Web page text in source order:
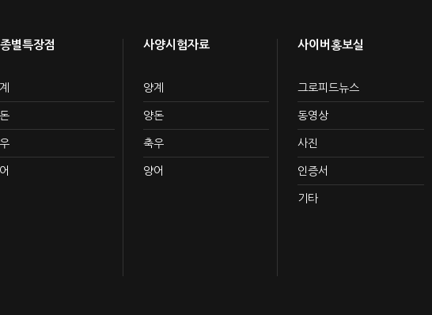
별특장점 사양시험자료
양계
양돈
축우
양어
사이버홍보실
그로피드뉴스
동영상
사진
인증서
기타